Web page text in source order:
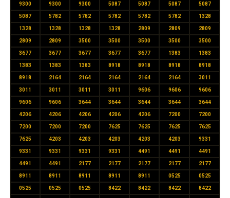
9300 9300 9300 5087 5087 5087 5087
5087 5782 5782 5782 5782 5782 1328
1328 1328 1328 1328 2809 2809 2809
2809 2809 3500 3500 3500 3500 3500
3677 3677 3677 3677 3677 1383 1383
1383 1383 1383 8918 8918 8918 8918
8918 2164 2164 2164 2164 2164 3011
3011 3011 3011 3011 9606 9606 9606
9606 9606 3644 3644 3644 3644 3644
4206 4206 4206 4206 4206 7200 7200
7200 7200 7200 7625 7625 7625 7625
7625 4203 4203 4203 4203 4203 9331
9331 9331 9331 9331 4491 4491 4491
4491 4491 2177 2177 2177 2177 2177
8911 8911 8911 8911 8911 0525 0525
0525 0525 0525 8422 8422 8422 8422